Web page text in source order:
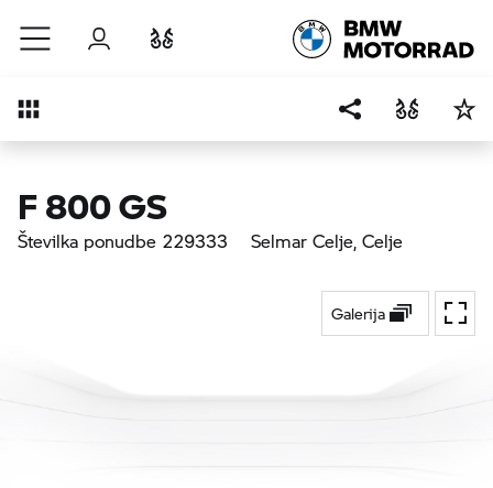
Preskoči na glavno vsebino
Prijava
Pregled
F 800 GS
Številka ponudbe 229333 Selmar Celje, Celje
Galerija